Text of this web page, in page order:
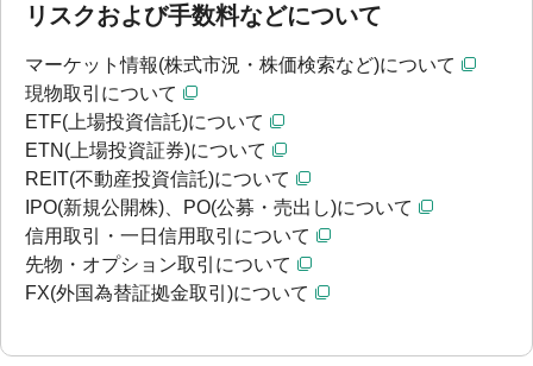
リスクおよび手数料などについて
マーケット情報(株式市況・株価検索など)について
現物取引について
ETF(上場投資信託)について
ETN(上場投資証券)について
REIT(不動産投資信託)について
IPO(新規公開株)、PO(公募・売出し)について
信用取引・一日信用取引について
先物・オプション取引について
FX(外国為替証拠金取引)について